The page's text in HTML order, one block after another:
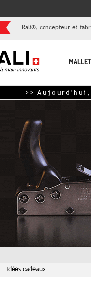
Rali®, concepteur et
>> Aujourd'hui, -
Idées cadeaux